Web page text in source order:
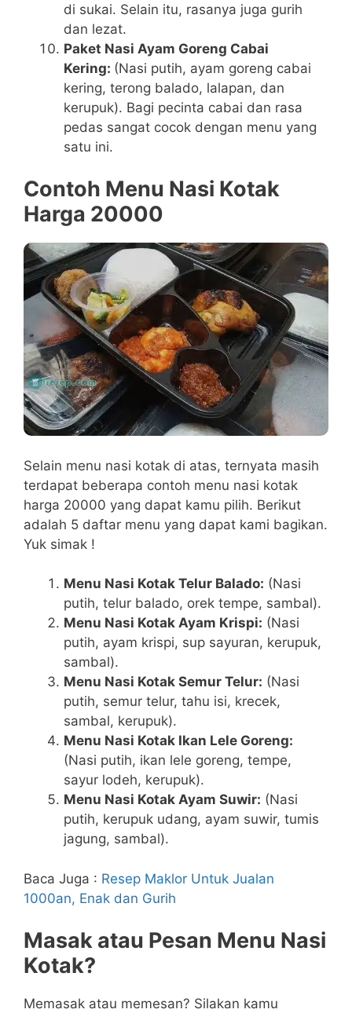
di sukai. Selain itu, rasanya juga gurih
dan lezat.
Paket Nasi Ayam Goreng Cabai
Kering: (Nasi putih, ayam goreng cabai
kering, terong balado, lalapan, dan
kerupuk). Bagi pecinta cabai dan rasa
pedas sangat cocok dengan menu yang
satu ini.
Contoh Menu Nasi Kotak
Harga 20000
Selain menu nasi kotak di atas, ternyata masih
terdapat beberapa contoh menu nasi kotak
harga 20000 yang dapat kamu pilih. Berikut
adalah 5 daftar menu yang dapat kami bagikan.
Yuk simak !
Menu Nasi Kotak Telur Balado: (Nasi
putih, telur balado, orek tempe, sambal).
Menu Nasi Kotak Ayam Krispi: (Nasi
putih, ayam krispi, sup sayuran, kerupuk,
sambal).
Menu Nasi Kotak Semur Telur: (Nasi
putih, semur telur, tahu isi, krecek,
sambal, kerupuk).
Menu Nasi Kotak Ikan Lele Goreng:
(Nasi putih, ikan lele goreng, tempe,
sayur lodeh, kerupuk).
Menu Nasi Kotak Ayam Suwir: (Nasi
putih, kerupuk udang, ayam suwir, tumis
jagung, sambal).
Baca Juga : Resep Maklor Untuk Jualan
1000an, Enak dan Gurih
Masak atau Pesan Menu Nasi
Kotak?
Memasak atau memesan? Silakan kamu